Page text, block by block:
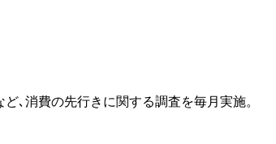
､消費の先行きに関する調査を毎月実施。